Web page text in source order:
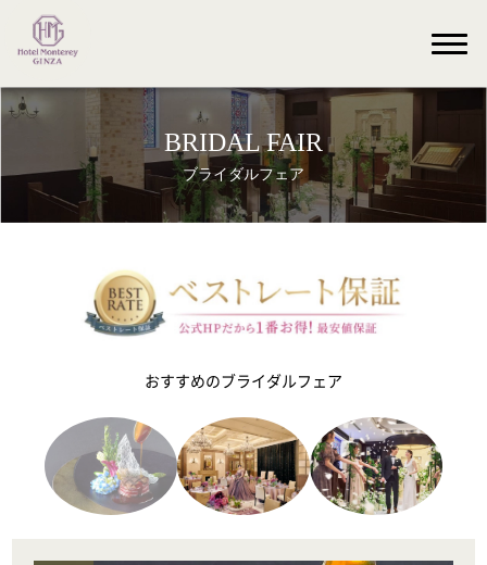
BRIDAL FAIR
ブライダルフェア
おすすめのブライダルフェア